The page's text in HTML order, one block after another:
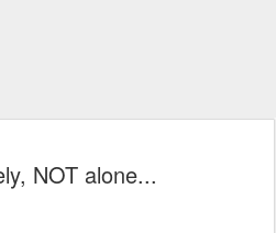
NOT alone...